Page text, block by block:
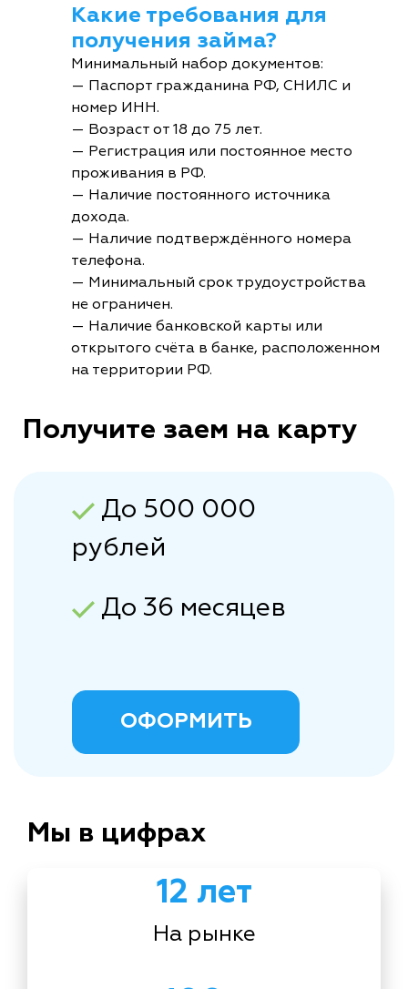
Какие требования для
получения займа?
Минимальный набор документов:
— Паспорт гражданина РФ, СНИЛС и
номер ИНН.
— Возраст от 18 до 75 лет.
— Регистрация или постоянное место
проживания в РФ.
— Наличие постоянного источника
дохода.
— Наличие подтверждённого номера
телефона.
— Минимальный срок трудоустройства
не ограничен.
— Наличие банковской карты или
открытого счёта в банке, расположенном
на территории РФ.
Получите заем на карту
До 500 000
рублей
До 36 месяцев
ОФОРМИТЬ
Мы в цифрах
12 лет
На рынке